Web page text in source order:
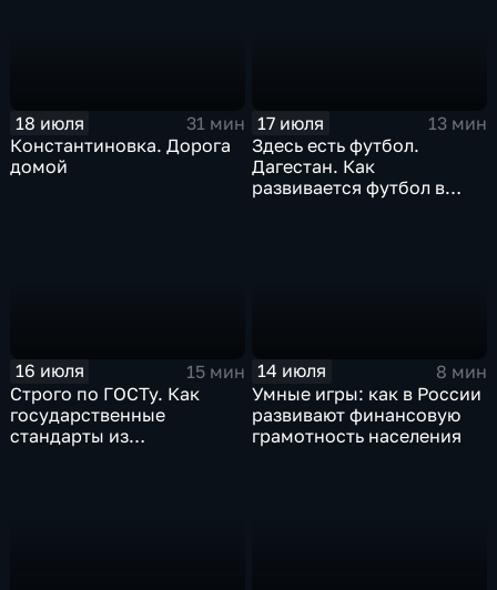
18 июля
31 мин
Константиновка. Дорога
домой
17 июля
13 мин
Здесь есть футбол.
Дагестан. Как
развивается футбол в
16 июля
15 мин
Строго по ГОСТу. Как
государственные
стандарты из
14 июля
8 мин
Умные игры: как в России
развивают финансовую
грамотность населения